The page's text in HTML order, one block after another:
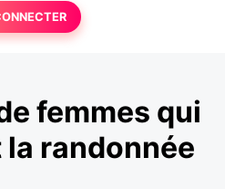
femmes qui
randonnée